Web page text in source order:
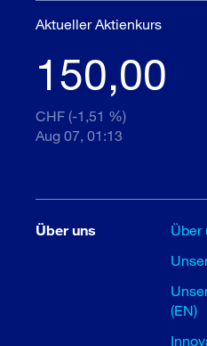
Aktueller Aktienkurs
150,00
CHF (-1,51 %)
Aug 07, 01:13
Über uns
Über
(EN)